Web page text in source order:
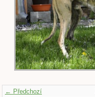
← Předchozí